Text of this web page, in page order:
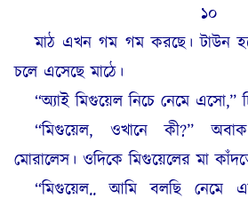
১০
মাঠ এখন গম গম করছে। টাউন
চলে এসেছে মাঠে।
“অ্যাই মিগুয়েল নিচে নেমে এসো,”
“মিগুয়েল, ওখানে কী?”
মোরালেস। ওদিকে মিগুয়েলের মা
“মিগুয়েল.. আমি বলছি নেমে